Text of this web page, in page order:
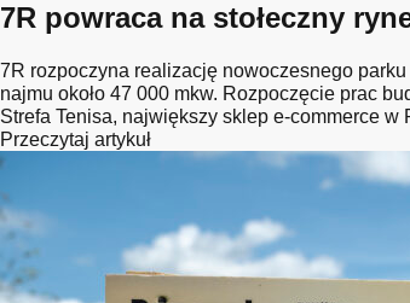
7R powraca na stołeczny
7R rozpoczyna realizację nowoczesnego
najmu około 47 000 mkw. Rozpoczęcie prac
Strefa Tenisa, największy sklep e-commerce
Przeczytaj artykuł